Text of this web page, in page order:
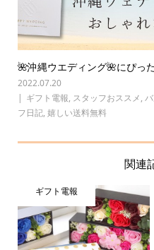
🌺沖縄ウエディング🌺にぴっ
2022.07.20
ギフト電報, スタッフおススメ,
フ日記, 嬉しい送料無料
関連
ギフト電報